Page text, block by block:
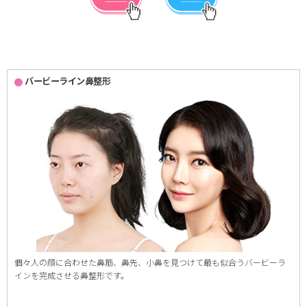
バービーライン鼻整形
個々人の顔に合わせた鼻筋、鼻先、小鼻を見つけて最も似合うバービーラ
インを完成させる鼻整形です。